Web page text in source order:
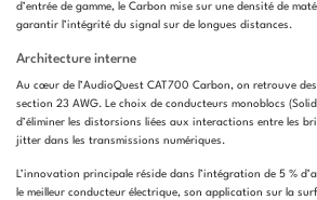
d’entrée de gamme, le Carbon mise sur une densité de
garantir l’intégrité du signal sur de longues distances.
Architecture interne
Au cœur de l’AudioQuest CAT700 Carbon, on retrouve
section 23 AWG. Le choix de conducteurs monoblocs
d’éliminer les distorsions liées aux interactions entre les
jitter dans les transmissions numériques.
L’innovation principale réside dans l’intégration de 5 %
le meilleur conducteur électrique, son application sur la